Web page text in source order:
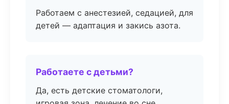
Работаем с анестезией, седацией, для
детей — адаптация и закись азота.
Работаете с детьми?
Да, есть детские стоматологи,